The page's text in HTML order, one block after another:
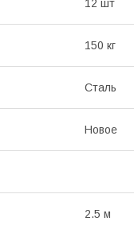
12 шт
150 кг
Сталь
Новое
2.5 м